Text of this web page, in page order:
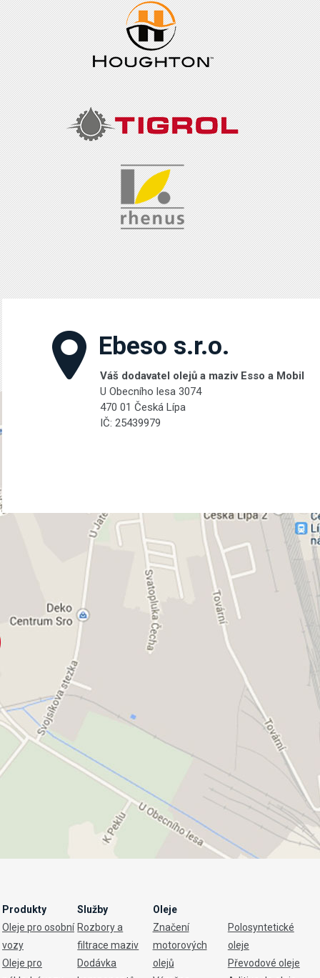
Ebeso s.r.o.
Váš dodavatel olejů a maziv Esso a Mobil
U Obecního lesa 3074
470 01 Česká Lípa
IČ: 25439979
Produkty
Oleje pro osobní
vozy
Oleje pro
Služby
Rozbory a
filtrace maziv
Dodávka
Oleje
Značení
motorových
olejů
Polosyntetické
oleje
Převodové oleje